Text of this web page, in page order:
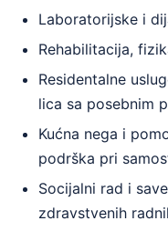
Laboratorijske i
Rehabilitacija,
Residentalne
lica sa posebnim
Kućna nega i
podrška pri
Socijalni rad i
zdravstvenih